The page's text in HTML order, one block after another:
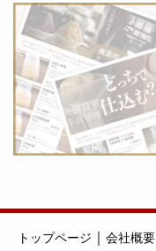
トップページ ｜ 会社概要